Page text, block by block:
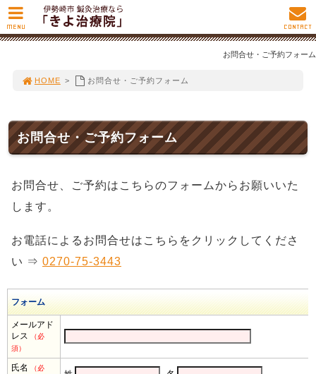
お問合せ・ご予約フォーム
HOME > お問合せ・ご予約フォーム
お問合せ・ご予約フォーム
お問合せ、ご予約はこちらのフォームからお願いいた
します。
お電話によるお問合せはこちらをクリックしてくださ
い ⇒ 0270-75-3443
MENU CONTACT